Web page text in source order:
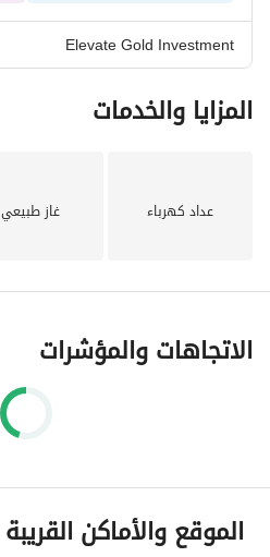
Elevate Gold Investment
المزايا والخدمات
عداد كهرباء غاز طبيعي
الاتجاهات والمؤشرات
الموقع والأماكن القريبة